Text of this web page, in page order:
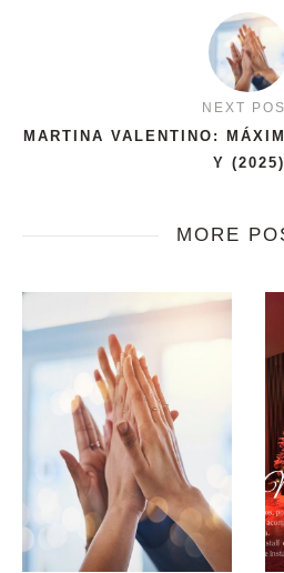
NEXT
MARTINA VALENTINO:
Y (2025)
MORE